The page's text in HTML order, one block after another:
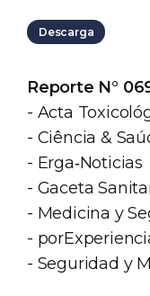
Descarga
Reporte N°
- Acta
- Ciência &
- Erga‐Noticias
- Gaceta
- Medicina y
-
- Seguridad y